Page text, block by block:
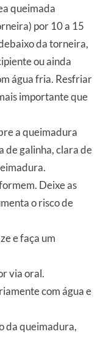
queimada
por 10 a 15
da torneira,
ou ainda
água fria. Resfriar
importante que
a queimadura
de galinha, clara de
Deixe as
o risco de
e faça um
via oral.
com água e
da queimadura,